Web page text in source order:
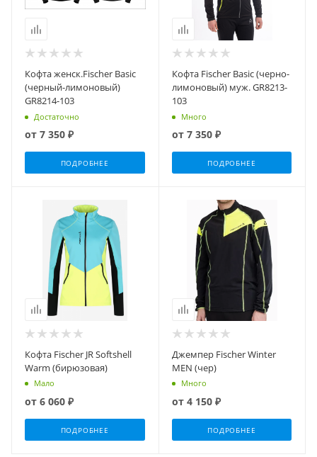
Кофта женск.Fischer Basic
(черный-лимоновый)
GR8214-103
Достаточно
от 7 350 ₽
ПОДРОБНЕЕ
Кофта Fischer Basic (черно-
лимоновый) муж. GR8213-
103
Много
от 7 350 ₽
ПОДРОБНЕЕ
Кофта Fischer JR Softshell
Warm (бирюзовая)
Мало
от 6 060 ₽
ПОДРОБНЕЕ
Джемпер Fischer Winter
MEN (чер)
Много
от 4 150 ₽
ПОДРОБНЕЕ